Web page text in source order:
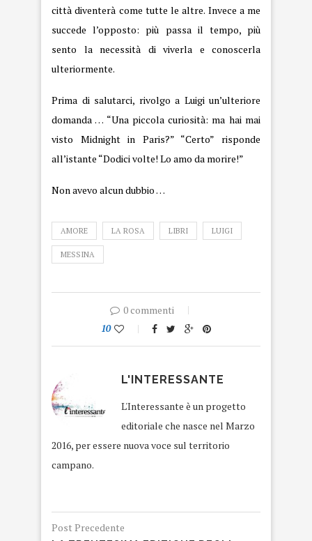
città diventerà come tutte le altre. Invece a me
succede l’opposto: più passa il tempo, più
sento la necessità di viverla e conoscerla
ulteriormente.
Prima di salutarci, rivolgo a Luigi un’ulteriore
domanda … “Una piccola curiosità: ma hai mai
visto Midnight in Paris?” “Certo” risponde
all’istante “Dodici volte! Lo amo da morire!”
Non avevo alcun dubbio …
AMORE LA ROSA LIBRI LUIGI
MESSINA
0 commenti
10
L'INTERESSANTE
L'Interessante è un progetto
editoriale che nasce nel Marzo
2016, per essere nuova voce sul territorio
campano.
Post Precedente